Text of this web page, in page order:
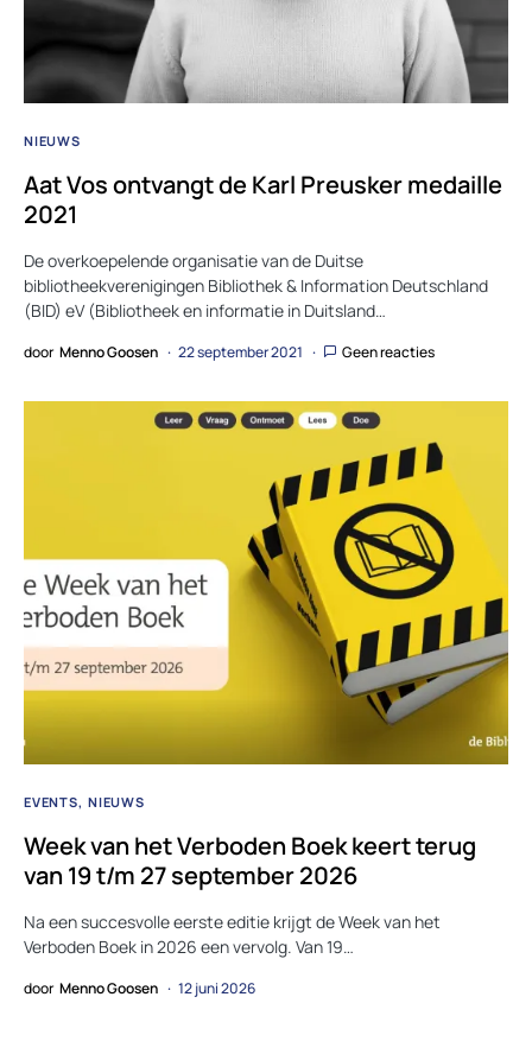
NIEUWS
Aat Vos ontvangt de Karl Preusker medaille
2021
De overkoepelende organisatie van de Duitse
bibliotheekverenigingen Bibliothek & Information Deutschland
(BID) eV (Bibliotheek en informatie in Duitsland…
door Menno Goosen 22 september 2021 Geen reacties
EVENTS NIEUWS
Week van het Verboden Boek keert terug
van 19 t/m 27 september 2026
Na een succesvolle eerste editie krijgt de Week van het
Verboden Boek in 2026 een vervolg. Van 19…
door Menno Goosen 12 juni 2026